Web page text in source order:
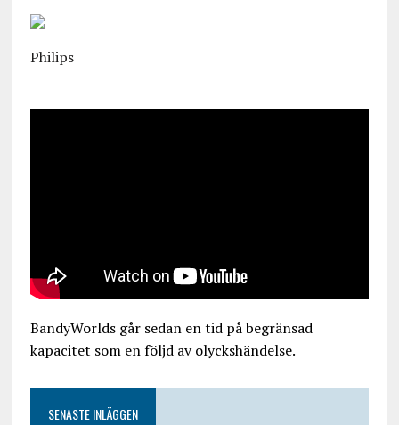
Philips
BandyWorlds går sedan en tid på begränsad
kapacitet som en följd av olyckshändelse.
SENASTE INLÄGGEN